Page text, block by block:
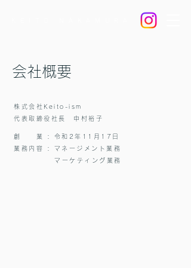
会社概要
株式会社Keito-ism
代表取締役社長 中村裕子
創 業 : 令和2年11月17日
業務内容
​ : マネージメント業務
​ マーケティング業務